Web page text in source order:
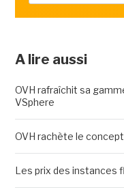
A lire aussi
OVH rafraîchit sa
VSphere
OVH rachète le
Les prix des instances